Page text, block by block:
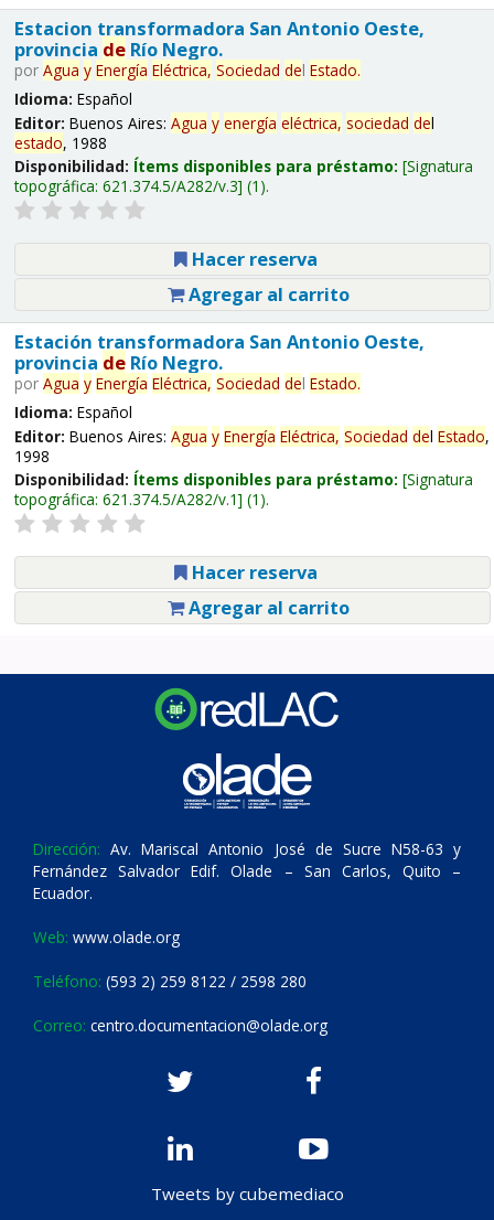
Estacion transformadora San Antonio Oeste,
provincia deRío Negro.
por Agua y Energía Eléctrica, Sociedad del Estado.
Idioma: Español
Editor: Buenos Aires: Agua y energía eléctrica, sociedad del
estado, 1988
Disponibilidad: Ítems disponibles para préstamo: Signatura
topográfica: 621.374.5/A282/v.3 (1).
Hacer reserva
Agregar al carrito
Estación transformadora San Antonio Oeste,
provincia deRío Negro.
por Agua y Energía Eléctrica, Sociedad del Estado.
Idioma: Español
Editor: Buenos Aires: Agua y Energía Eléctrica, Sociedad del Estado,
1998
Disponibilidad: Ítems disponibles para préstamo: Signatura
topográfica: 621.374.5/A282/v.1 (1).
Hacer reserva
Agregar al carrito
Dirección: Av. Mariscal Antonio José de Sucre N58-63 y
Fernández Salvador Edif. Olade – San Carlos, Quito –
Ecuador.
Web: www.olade.org
Teléfono: (593 2) 259 8122 / 2598 280
Correo: centro.documentacion@olade.org
Tweets by cubemediaco